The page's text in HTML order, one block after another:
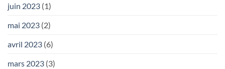
juin 2023 (1)
mai 2023 (2)
avril 2023 (6)
mars 2023 (3)